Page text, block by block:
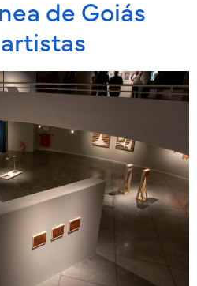
de Goiás